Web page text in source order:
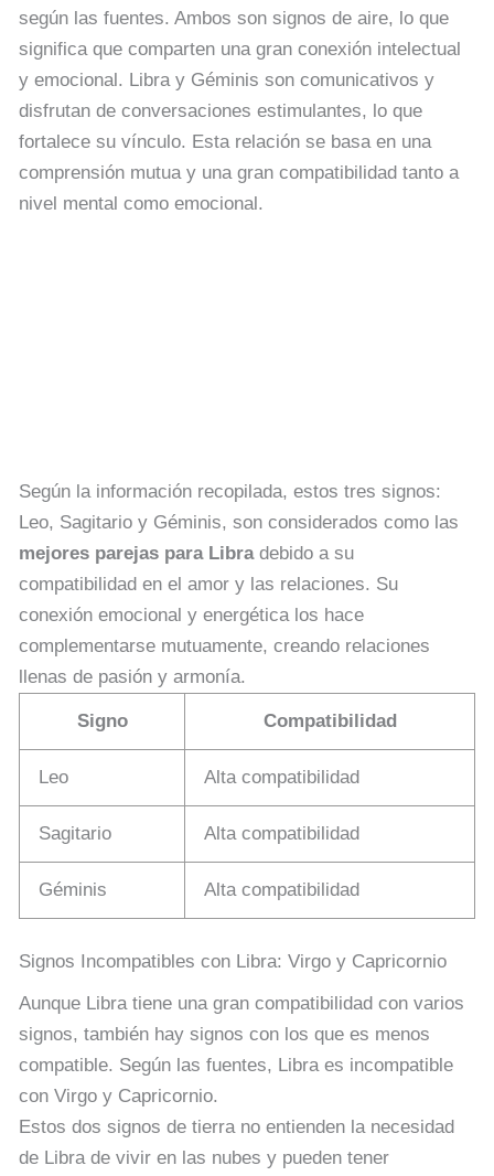
según las fuentes. Ambos son signos de aire, lo que
significa que comparten una gran conexión intelectual
y emocional. Libra y Géminis son comunicativos y
disfrutan de conversaciones estimulantes, lo que
fortalece su vínculo. Esta relación se basa en una
comprensión mutua y una gran compatibilidad tanto a
nivel mental como emocional.
Según la información recopilada, estos tres signos:
Leo, Sagitario y Géminis, son considerados como las
mejores parejas para Libradebido a su
compatibilidad en el amor y las relaciones. Su
conexión emocional y energética los hace
complementarse mutuamente, creando relaciones
llenas de pasión y armonía.
Signo Compatibilidad
Leo Alta compatibilidad
Sagitario Alta compatibilidad
Géminis Alta compatibilidad
Signos Incompatibles con Libra: Virgo y Capricornio
Aunque Libra tiene una gran compatibilidad con varios
signos, también hay signos con los que es menos
compatible. Según las fuentes, Libra es incompatible
con Virgo y Capricornio.
Estos dos signos de tierra no entienden la necesidad
de Libra de vivir en las nubes y pueden tener